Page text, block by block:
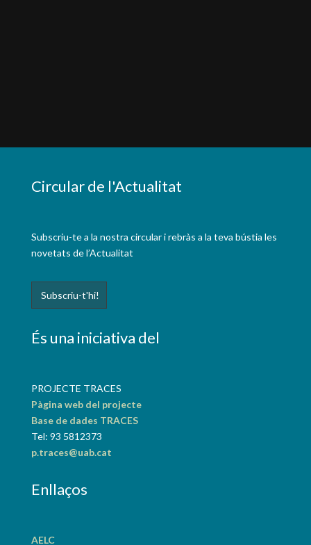
Circular de l'Actualitat
Subscriu-te a la nostra circular i rebràs a la teva bústia les
novetats de l’Actualitat
És una iniciativa del
PROJECTE TRACES
Pàgina web del projecte
Base de dades TRACES
Tel: 93 5812373
p.traces@uab.cat
Enllaços
AELC